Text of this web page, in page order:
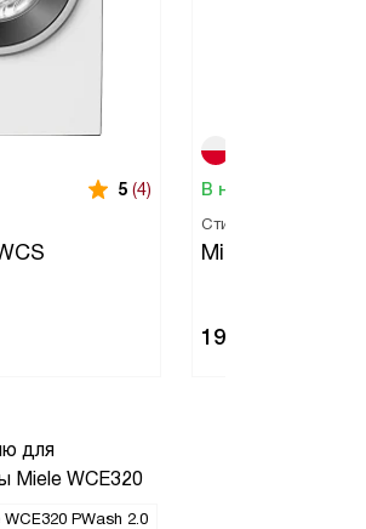
5 (4) В наличии
Стиральная машина
Miele WEB365
195 000
для
Miele WCE320
PWash 2.0